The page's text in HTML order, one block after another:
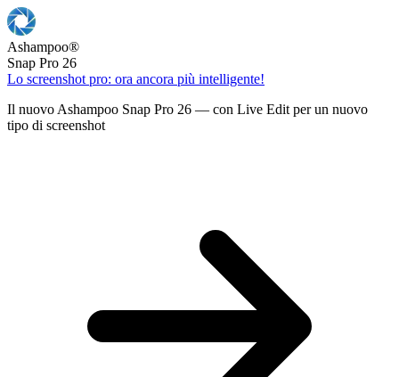
Ashampoo®
Snap Pro 26
Lo screenshot pro: ora ancora più intelligente!
Il nuovo Ashampoo Snap Pro 26 — con Live Edit per un nuovo
tipo di screenshot